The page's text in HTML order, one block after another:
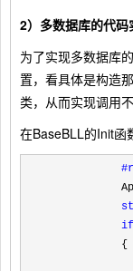
2）多数据库的代码
为了实现多数据库
置，看具体是构造
类，从而实现调用
在BaseBLL的Init函
if
            {